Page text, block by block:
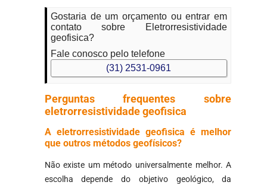
Gostaria de um orçamento ou entrar em
contato sobre Eletrorresistividade
geofisica?
Fale conosco pelo telefone
(31) 2531-0961
Perguntas frequentes sobre
eletrorresistividade geofisica
A eletrorresistividade geofisica é melhor
que outros métodos geofísicos?
Não existe um método universalmente melhor. A
escolha depende do objetivo geológico, da